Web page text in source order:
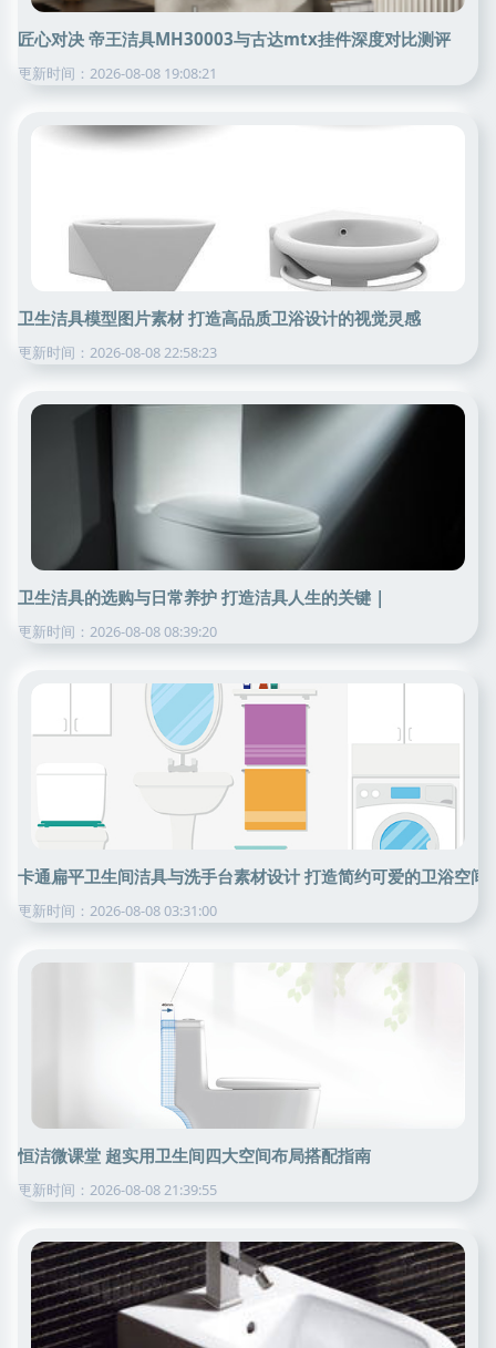
匠心对决 帝王洁具MH30003与古达mtx挂件深度对比测评
更新时间：2026-08-08 19:08:21
卫生洁具模型图片素材 打造高品质卫浴设计的视觉灵感
更新时间：2026-08-08 22:58:23
卫生洁具的选购与日常养护 打造洁具人生的关键 |
更新时间：2026-08-08 08:39:20
卡通扁平卫生间洁具与洗手台素材设计 打造简约可爱的卫浴空间
更新时间：2026-08-08 03:31:00
恒洁微课堂 超实用卫生间四大空间布局搭配指南
更新时间：2026-08-08 21:39:55